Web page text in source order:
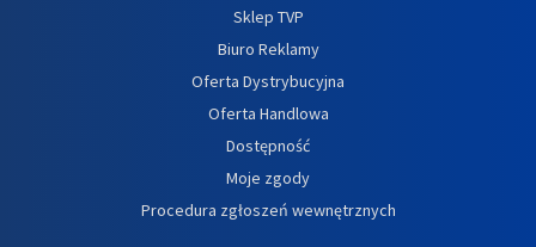
Sklep TVP
Biuro Reklamy
Oferta Dystrybucyjna
Oferta Handlowa
Dostępność
Moje zgody
Procedura zgłoszeń wewnętrznych